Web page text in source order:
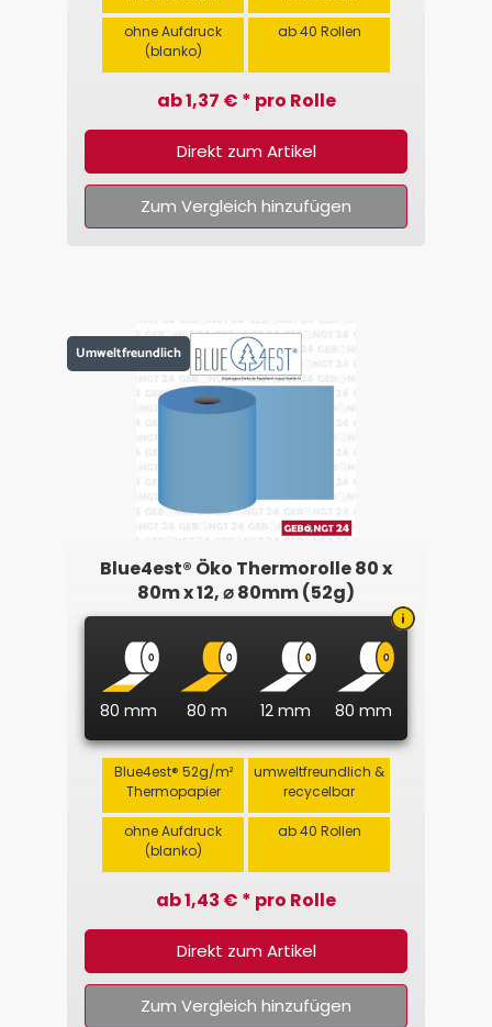
ohne Aufdruck
(blanko)
ab 40 Rollen
ab 1,37 € * pro Rolle
Direkt zum Artikel
Zum Vergleich hinzufügen
Umweltfreundlich
Blue4est® Öko Thermorolle 80 x
80m x 12, ⌀ 80mm (52g)
80 mm 80 m 12 mm 80 mm
Blue4est® 52g/m²
Thermopapier
umweltfreundlich &
recycelbar
ohne Aufdruck
(blanko)
ab 40 Rollen
ab 1,43 € * pro Rolle
Direkt zum Artikel
Zum Vergleich hinzufügen